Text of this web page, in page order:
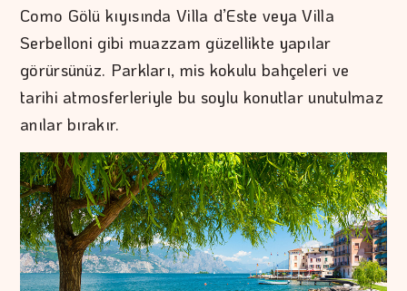
Como Gölü kıyısında Villa d’Este veya Villa
Serbelloni gibi muazzam güzellikte yapılar
görürsünüz. Parkları, mis kokulu bahçeleri ve
tarihi atmosferleriyle bu soylu konutlar unutulmaz
anılar bırakır.